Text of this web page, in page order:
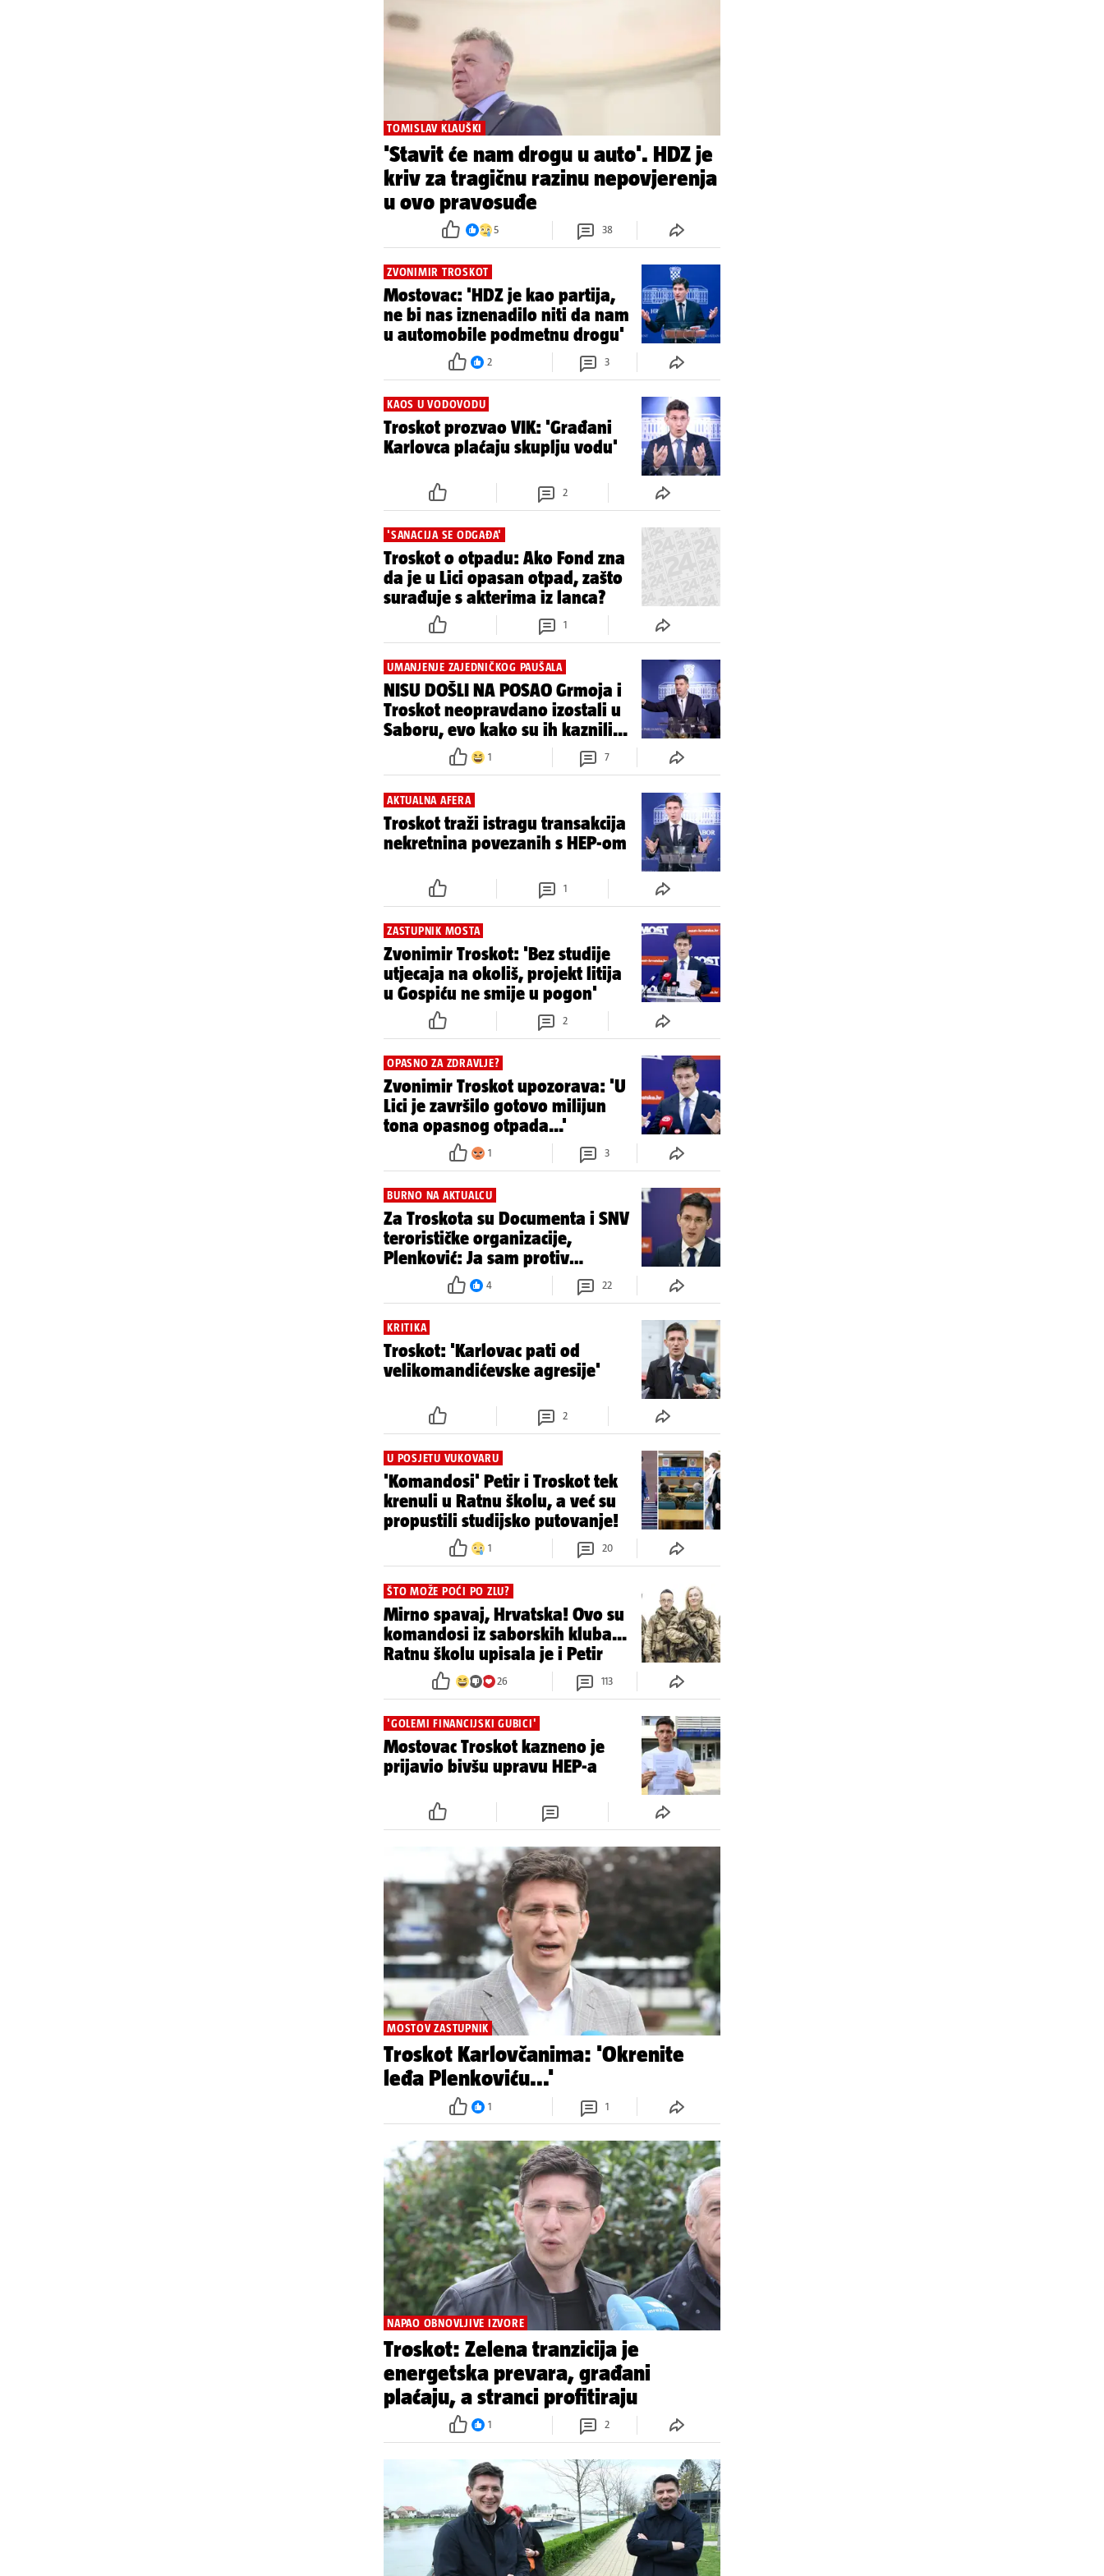
TOMISLAV KLAUŠKI
'Stavit će nam drogu u auto'. HDZ je
kriv za tragičnu razinu nepovjerenja
u ovo pravosuđe
5 38
ZVONIMIR TROSKOT
Mostovac: 'HDZ je kao partija,
u automobile podmetnu drogu'
2 3
Troskot prozvao VIK: 'Građani
2
'SANACIJA SE ODGAĐA'
Troskot o otpadu: Ako Fond zna
surađuje s akterima iz lanca?
1
UMANJENJE ZAJEDNIČKOG PAUŠALA
NISU DOŠLI NA POSAO Grmoja i
Saboru, evo kako su ih kaznili...
1 7
Troskot traži istragu transakcija
1
ZASTUPNIK MOSTA
Zvonimir Troskot: 'Bez studije
u Gospiću ne smije u pogon'
2
OPASNO ZA ZDRAVLJE?
Zvonimir Troskot upozorava: 'U
tona opasnog otpada...'
1 3
BURNO NA AKTUALCU
Za Troskota su Documenta i SNV
Plenković: Ja sam protiv
zabrana
4
Troskot: 'Karlovac pati od
2
U POSJETU VUKOVARU
'Komandosi' Petir i Troskot tek
propustili studijsko putovanje!
1 20
ŠTO MOŽE POĆI PO ZLU?
Mirno spavaj, Hrvatska! Ovo su
Ratnu školu upisala je i Petir
26 113
Mostovac Troskot kazneno je
MOSTOV ZASTUPNIK
Troskot Karlovčanima: 'Okrenite
leđa Plenkoviću...'
1
NAPAO OBNOVLJIVE IZVORE
Troskot: Zelena tranzicija je
energetska prevara, građani
plaćaju, a stranci profitiraju
1 2